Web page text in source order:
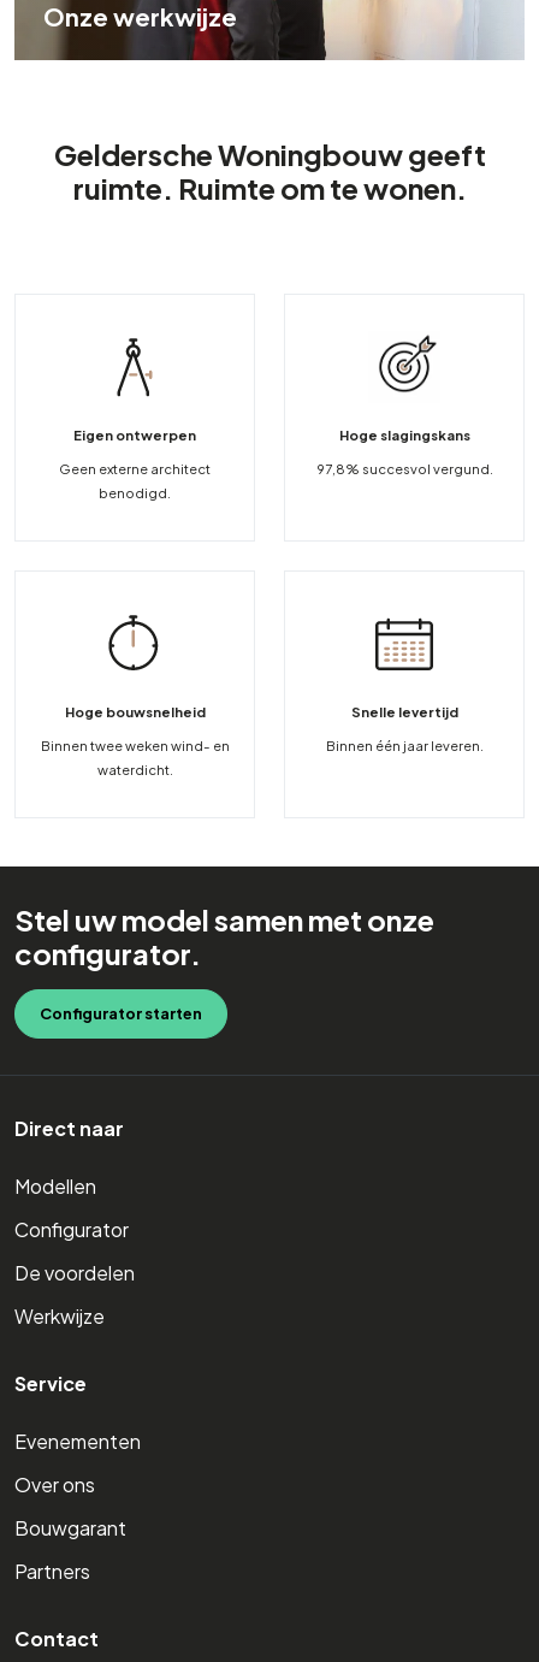
Onze werkwijze
Geldersche Woningbouw geeft
ruimte. Ruimte om te wonen.
Eigen ontwerpen
Geen externe architect
benodigd.
Hoge slagingskans
97,8% succesvol vergund.
Hoge bouwsnelheid
Binnen twee weken wind- en
waterdicht.
Snelle levertijd
Binnen één jaar leveren.
Stel uw model samen met onze
configurator.
Configurator starten
Direct naar
Modellen
Configurator
De voordelen
Werkwijze
Service
Evenementen
Over ons
Bouwgarant
Partners
Contact